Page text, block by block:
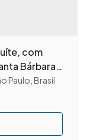
com
Bárbara
Paulo Brasil